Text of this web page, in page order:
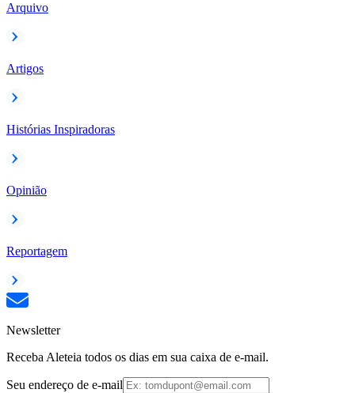
Arquivo
Artigos
Histórias Inspiradoras
Opinião
Reportagem
Newsletter
Receba Aleteia todos os dias em sua caixa de e-mail.
Seu endereço de e-mail